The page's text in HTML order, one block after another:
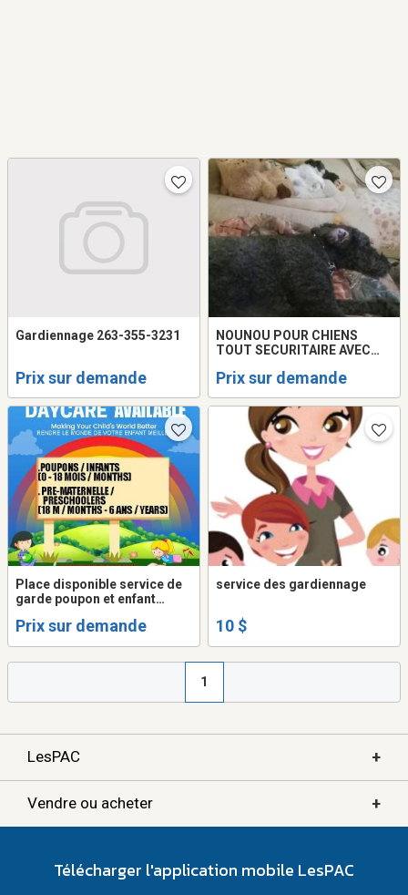
Gardiennage 263-355-3231
Prix sur demande
NOUNOU POUR CHIENS
TOUT SECURITAIRE AVEC
SUR 24 SUR PLACE. 20ANS
EXPERIENCE
Prix sur demande
Place disponible service de
garde poupon et enfant
Prix sur demande
service des gardiennage
10 $
1
LesPAC +
Vendre ou acheter +
Télécharger l'application mobile LesPAC